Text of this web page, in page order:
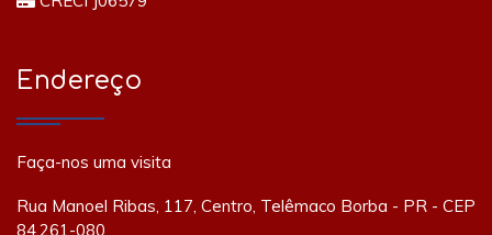
Endereço
Faça-nos uma visita
Rua Manoel Ribas, 117, Centro, Telêmaco Borba - PR - CEP
84.261-080